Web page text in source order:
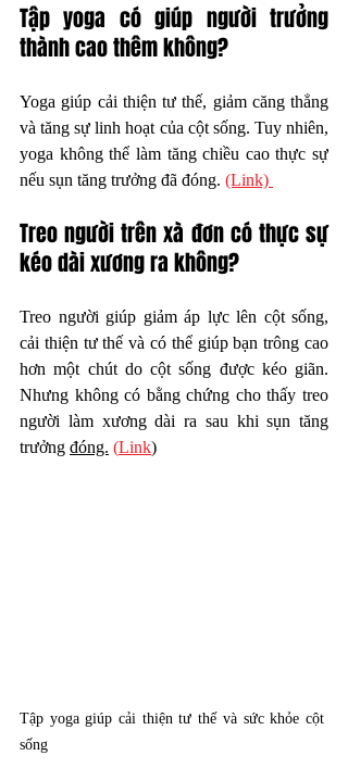
Tập yoga có giúp người trưởng
thành cao thêm không?
Yoga giúp cải thiện tư thế, giảm căng thẳng
và tăng sự linh hoạt của cột sống. Tuy nhiên,
yoga không thể làm tăng chiều cao thực sự
nếu sụn tăng trưởng đã đóng. (Link)
Treo người trên xà đơn có thực sự
kéo dài xương ra không?
Treo người giúp giảm áp lực lên cột sống,
cải thiện tư thế và có thể giúp bạn trông cao
hơn một chút do cột sống được kéo giãn.
Nhưng không có bằng chứng cho thấy treo
người làm xương dài ra sau khi sụn tăng
trưởng đóng. (Link)
Tập yoga giúp cải thiện tư thế và sức khỏe cột
sống